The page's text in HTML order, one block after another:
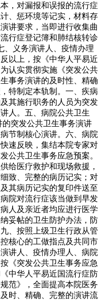
，对漏报和误报的流行症
、惩环境等记实，材料存
讲要求，当即进行收集曲
行症登记簿和肺结核转诊
、义务演讲人、疫情办理
以上，按《中华人平易近
认实贯彻实施《突发公共
事务演讲的及时性、精确
特制定本轨制。一、疾病
其施行职务的人员为突发
人。五、病院公共卫生
突发公共卫生事务演讲
节制核心演讲。六、病院
速反映，集结本院专家对
公共卫生事务应急预案。
给医疗救护和现场救援，
致、完整的病历记实；对
其病历记实的复印件送至
院对流行症该当做到早发
人及亲近者均应进行医学
妥帖的卫生防护办法，防
、按照上级卫生行政从管
核心的工做指点及共同市
讲人、疫情办理人、病院
《突发公共卫生事务应急
中华人平易近国流行症防
范》，全面提高本院医务
时、精确、完整的演讲流